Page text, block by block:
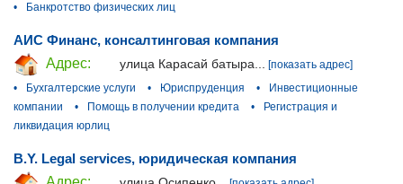
•
Банкротство физических лиц
АИС Финанс, консалтинговая компания
Адрес:
улица Карасай батыра...
[показать адрес]
•
Бухгалтерские услуги • Юриспруденция •
Инвестиционные
компании
• Помощь в получении кредита •
Регистрация и
ликвидация юрлиц
B.Y. Legal services, юридическая компания